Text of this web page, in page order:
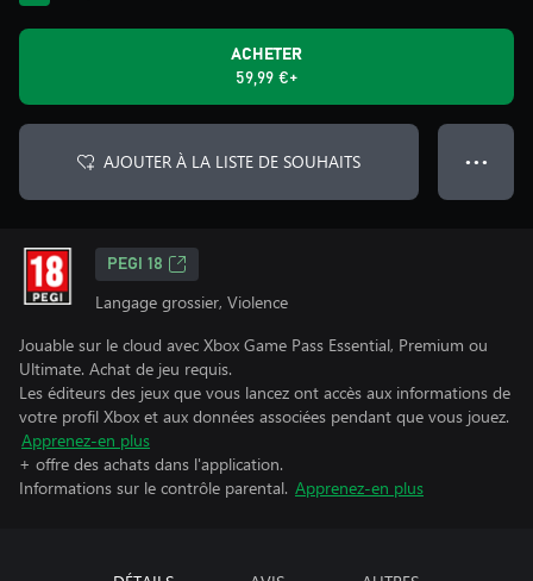
ACHETER
59,99 €+
AJOUTER À LA LISTE DE SOUHAITS ● ● ●
PEGI 18
Langage grossier, Violence
Jouable sur le cloud avec Xbox Game Pass Essential, Premium ou
Ultimate. Achat de jeu requis.
Les éditeurs des jeux que vous lancez ont accès aux informations de
votre profil Xbox et aux données associées pendant que vous jouez.
Apprenez-en plus
+ offre des achats dans l'application.
Informations sur le contrôle parental. Apprenez-en plus